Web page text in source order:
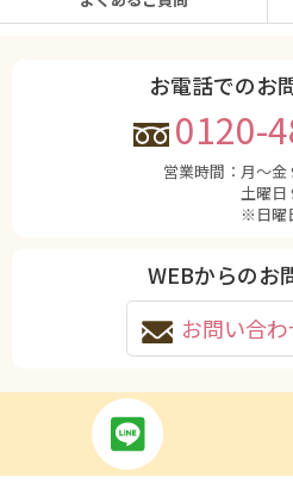
お電話でのお
0120-
営業時間： 月〜金
土曜日
※日曜
WEBからのお
お問い合